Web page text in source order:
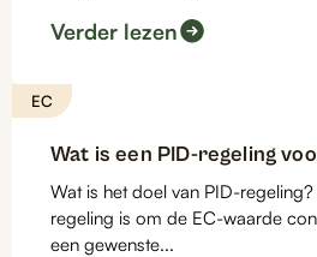
Verder lezen
EC
Wat is een PID-regeling
Wat is het doel van PID-
regeling is om de EC-waarde
een gewenste...